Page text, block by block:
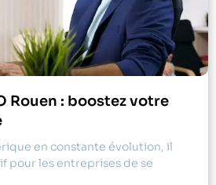
Rouen : boostez votre
en constante évolution, il
pour les entreprises de se